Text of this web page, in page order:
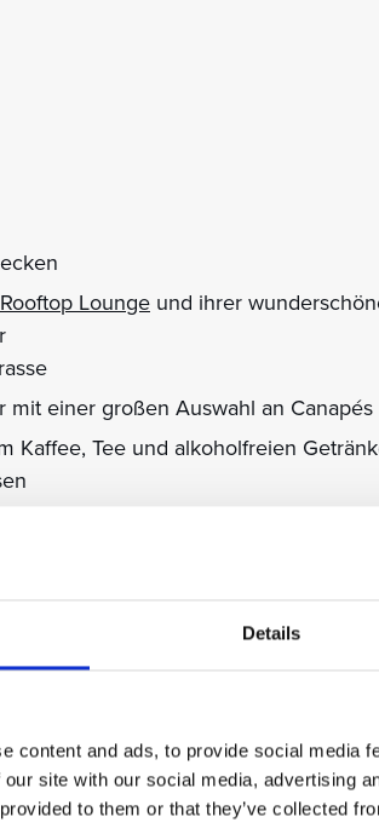
Details
content and ads, to provide social media
site with our social media, advertising
to them or that they’ve collected
Loungeund ihrer
einer großen Auswahl an
Kaffee, Tee und alkoholfreien
Wein, frische Blumen* und